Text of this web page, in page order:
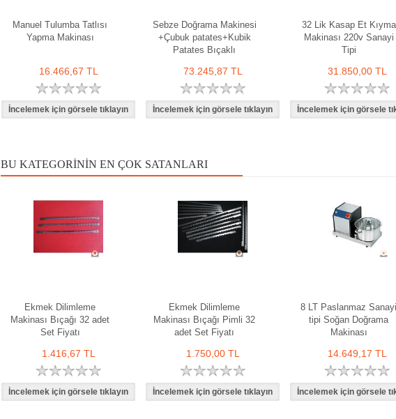
Manuel Tulumba Tatlısı
Yapma Makinası
16.466,67 TL
Sebze Doğrama Makinesi
+Çubuk patates+Kubik
Patates Bıçaklı
73.245,87 TL
32 Lik Kasap Et Kıyma
Makinası 220v Sanayi
Tipi
31.850,00 TL
BU KATEGORININ EN ÇOK SATANLARI
Ekmek Dilimleme
Makinası Bıçağı 32 adet
Set Fiyatı
1.416,67 TL
Ekmek Dilimleme
Makinası Bıçağı Pimli 32
adet Set Fiyatı
1.750,00 TL
8 LT Paslanmaz Sanayi
tipi Soğan Doğrama
Makinası
14.649,17 TL